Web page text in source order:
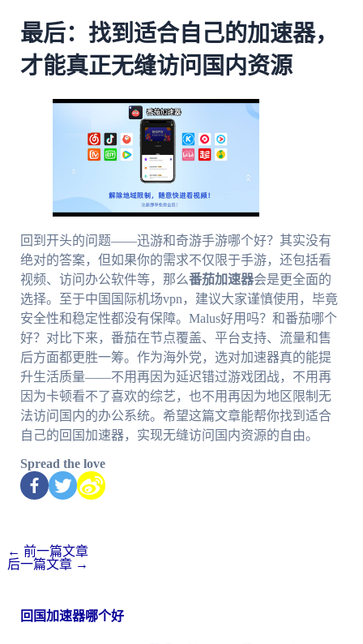
最后：找到适合自己的加速器，
才能真正无缝访问国内资源
回到开头的问题——迅游和奇游手游哪个好？其实没有
绝对的答案，但如果你的需求不仅限于手游，还包括看
视频、访问办公软件等，那么番茄加速器会是更全面的
选择。至于中国国际机场vpn，建议大家谨慎使用，毕竟
安全性和稳定性都没有保障。Malus好用吗？和番茄哪个
好？对比下来，番茄在节点覆盖、平台支持、流量和售
后方面都更胜一筹。作为海外党，选对加速器真的能提
升生活质量——不用再因为延迟错过游戏团战，不用再
因为卡顿看不了喜欢的综艺，也不用再因为地区限制无
法访问国内的办公系统。希望这篇文章能帮你找到适合
自己的回国加速器，实现无缝访问国内资源的自由。
Spread the love
← 前一篇文章
后一篇文章 →
回国加速器哪个好